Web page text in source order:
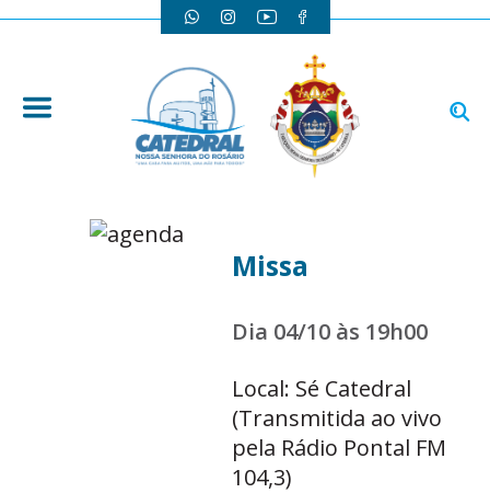
Missa
Dia 04/10 às 19h00
Local: Sé Catedral
(Transmitida ao vivo
pela Rádio Pontal FM
104,3)